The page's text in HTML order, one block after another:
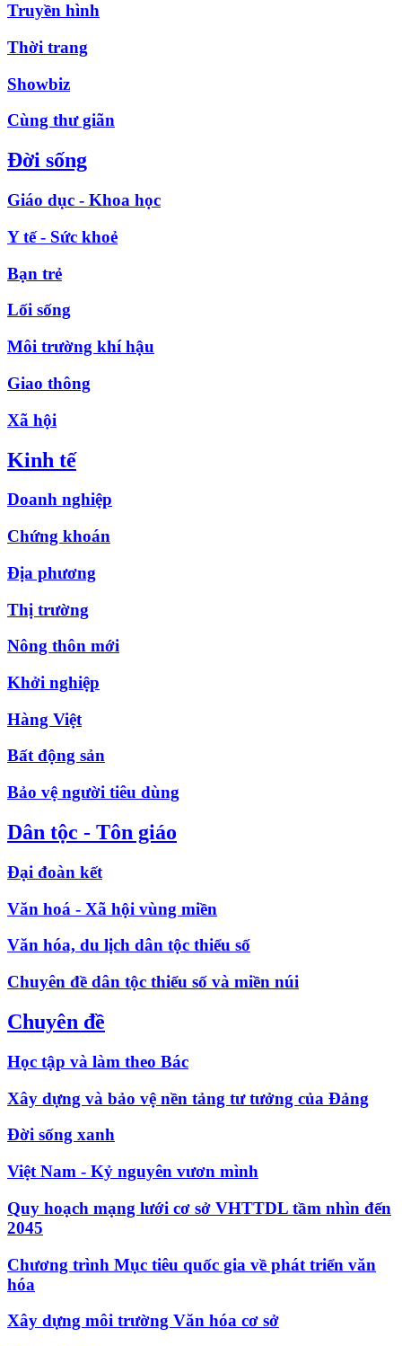
Truyền hình
Thời trang
Showbiz
Cùng thư giãn
Đời sống
Giáo dục - Khoa học
Y tế - Sức khoẻ
Bạn trẻ
Lối sống
Môi trường khí hậu
Giao thông
Xã hội
Kinh tế
Doanh nghiệp
Chứng khoán
Địa phương
Thị trường
Nông thôn mới
Khởi nghiệp
Hàng Việt
Bất động sản
Bảo vệ người tiêu dùng
Dân tộc - Tôn giáo
Đại đoàn kết
Văn hoá - Xã hội vùng miền
Văn hóa, du lịch dân tộc thiểu số
Chuyên đề dân tộc thiểu số và miền núi
Chuyên đề
Học tập và làm theo Bác
Xây dựng và bảo vệ nền tảng tư tưởng của Đảng
Đời sống xanh
Việt Nam - Kỷ nguyên vươn mình
Quy hoạch mạng lưới cơ sở VHTTDL tầm nhìn đến
2045
Chương trình Mục tiêu quốc gia về phát triển văn
hóa
Xây dựng môi trường Văn hóa cơ sở